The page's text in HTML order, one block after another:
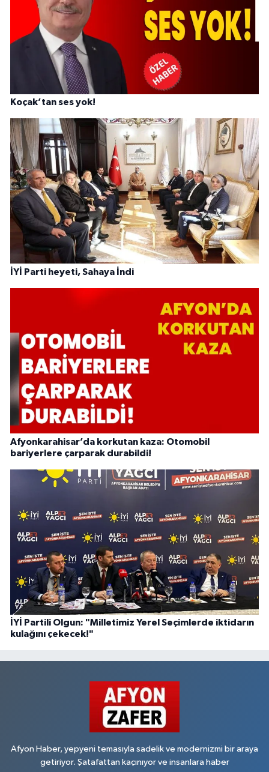
Koçak’tan ses yok!
İYİ Parti heyeti, Sahaya İndi
Afyonkarahisar’da korkutan kaza: Otomobil
bariyerlere çarparak durabildi!
İYİ Partili Olgun: "Milletimiz Yerel Seçimlerde iktidarın
kulağını çekecek!"
Afyon Haber, yepyeni temasıyla sadelik ve modernizmi bir araya
getiriyor. Şatafattan kaçınıyor ve insanlara haber